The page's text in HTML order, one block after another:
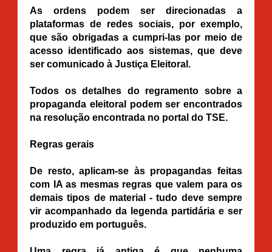
As ordens podem ser direcionadas a
plataformas de redes sociais, por exemplo,
que são obrigadas a cumpri-las por meio de
acesso identificado aos sistemas, que deve
ser comunicado à Justiça Eleitoral.
Todos os detalhes do regramento sobre a
propaganda eleitoral podem ser encontrados
na resolução encontrada no portal do TSE.
Regras gerais
De resto, aplicam-se às propagandas feitas
com IA as mesmas regras que valem para os
demais tipos de material - tudo deve sempre
vir acompanhado da legenda partidária e ser
produzido em português.